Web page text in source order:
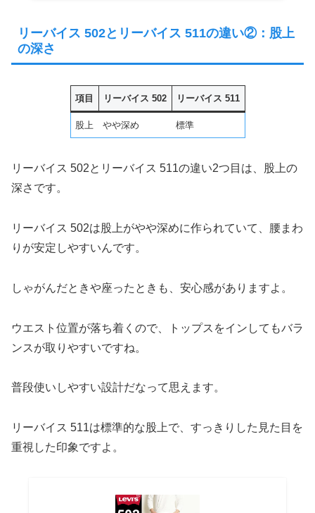
リーバイス 502とリーバイス 511の違い②：股上
の深さ
項目 リーバイス 502 リーバイス 511
股上 やや深め 標準
リーバイス 502とリーバイス 511の違い2つ目は、股上の
深さです。
リーバイス 502は股上がやや深めに作られていて、腰まわ
りが安定しやすいんです。
しゃがんだときや座ったときも、安心感がありますよ。
ウエスト位置が落ち着くので、トップスをインしてもバラ
ンスが取りやすいですね。
普段使いしやすい設計だなって思えます。
リーバイス 511は標準的な股上で、すっきりした見た目を
重視した印象ですよ。